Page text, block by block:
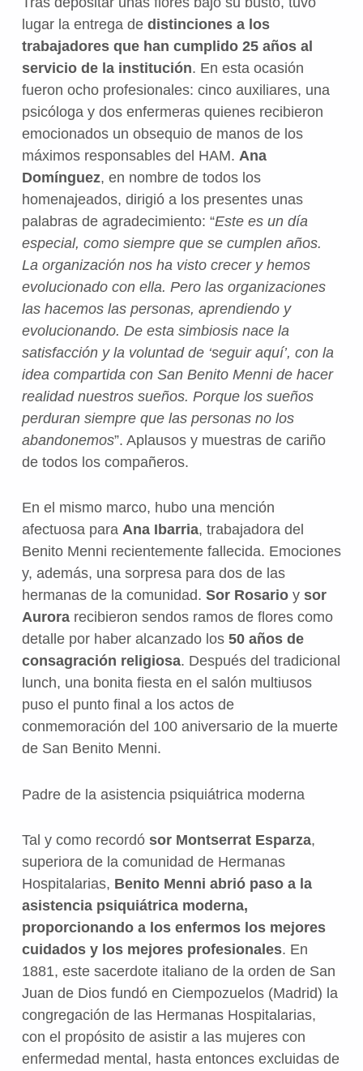
lugar la entrega de distinciones a los
trabajadores que han cumplido 25 años al
servicio de la institución. En esta ocasión
fueron ocho profesionales: cinco auxiliares, una
psicóloga y dos enfermeras quienes recibieron
emocionados un obsequio de manos de los
máximos responsables del HAM. Ana
Domínguez, en nombre de todos los
homenajeados, dirigió a los presentes unas
palabras de agradecimiento: “Este es un día
especial, como siempre que se cumplen años.
La organización nos ha visto crecer y hemos
evolucionado con ella. Pero las organizaciones
las hacemos las personas, aprendiendo y
evolucionando. De esta simbiosis nace la
satisfacción y la voluntad de ‘seguir aquí’, con la
idea compartida con San Benito Menni de hacer
realidad nuestros sueños. Porque los sueños
perduran siempre que las personas no los
abandonemos”. Aplausos y muestras de cariño
de todos los compañeros.
En el mismo marco, hubo una mención
afectuosa para Ana Ibarria, trabajadora del
Benito Menni recientemente fallecida. Emociones
y, además, una sorpresa para dos de las
hermanas de la comunidad. Sor Rosarioy sor
Aurorarecibieron sendos ramos de flores como
detalle por haber alcanzado los 50 años de
consagración religiosa. Después del tradicional
lunch, una bonita fiesta en el salón multiusos
puso el punto final a los actos de
conmemoración del 100 aniversario de la muerte
de San Benito Menni.
Padre de la asistencia psiquiátrica moderna
Tal y como recordó sor Montserrat Esparza,
superiora de la comunidad de Hermanas
Hospitalarias, Benito Menni abrió paso a la
asistencia psiquiátrica moderna,
proporcionando a los enfermos los mejores
cuidados y los mejores profesionales. En
1881, este sacerdote italiano de la orden de San
Juan de Dios fundó en Ciempozuelos (Madrid) la
congregación de las Hermanas Hospitalarias,
con el propósito de asistir a las mujeres con
enfermedad mental, hasta entonces excluidas de